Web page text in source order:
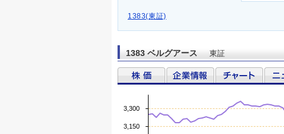
1383(東証)
1383 ベルグアース 東証